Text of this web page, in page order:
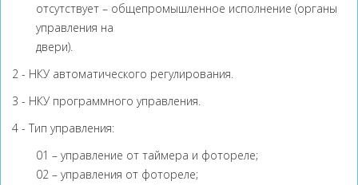
отсутствует – общепромышленное исполнение (органы
управления на
двери).
2 - НКУ автоматического регулирования.
3 - НКУ программного управления.
4 - Тип управления:
01 – управление от таймера и фотореле;
02 – управления от фотореле;